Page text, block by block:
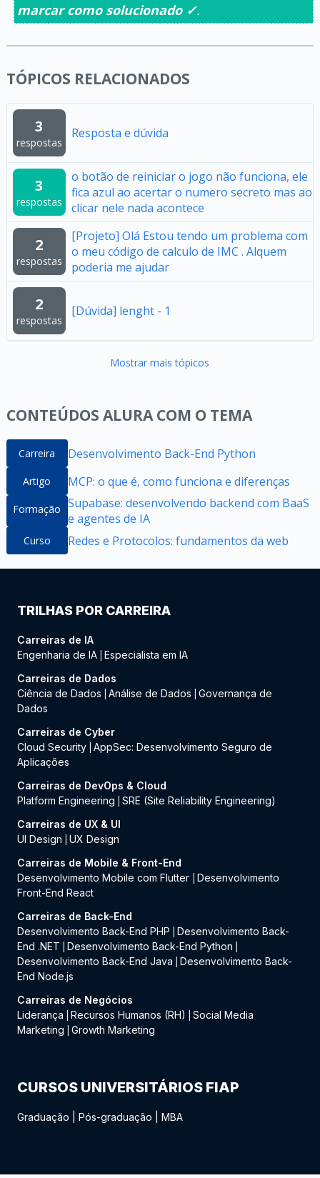
marcar como solucionado ✓.
TÓPICOS RELACIONADOS
3
respostas
Resposta e dúvida
3
respostas
o botão de reiniciar o jogo não funciona, ele
fica azul ao acertar o numero secreto mas ao
clicar nele nada acontece
2
respostas
[Projeto] Olá Estou tendo um problema com
o meu código de calculo de IMC . Alquem
poderia me ajudar
2
respostas
[Dúvida] lenght - 1
Mostrar mais tópicos
CONTEÚDOS ALURA COM O TEMA
Carreira Desenvolvimento Back-End Python
Artigo MCP: o que é, como funciona e diferenças
Formação Supabase: desenvolvendo backend com BaaS
e agentes de IA
Curso Redes e Protocolos: fundamentos da web
TRILHAS POR CARREIRA
Carreiras de IA
Engenharia de IA Especialista em IA
Carreiras de Dados
Ciência de Dados
Análise de Dados
Governança de
Dados
Carreiras de Cyber
Cloud Security AppSec: Desenvolvimento Seguro de
Aplicações
Carreiras de DevOps & Cloud
Platform Engineering
SRE (Site Reliability Engineering)
Carreiras de UX & UI
UI Design
UX Design
Carreiras de Mobile & Front-End
Desenvolvimento Mobile com Flutter
Desenvolvimento
Front-End React
Carreiras de Back-End
Desenvolvimento Back-End PHP
Desenvolvimento Back-
End .NET
Desenvolvimento Back-End Python
Desenvolvimento Back-End Java
Desenvolvimento Back-
End Node.js
Carreiras de Negócios
Liderança
Recursos Humanos (RH)
Social Media
Marketing
Growth Marketing
CURSOS UNIVERSITÁRIOS FIAP
Graduação Pós-graduação MBA